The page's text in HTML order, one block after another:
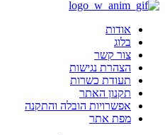
אודות
בלוג
צור קשר
הצהרת נגישות
תעודת כשרות
תקנון האתר
אפשרויות הובלה והתקנה
מפת אתר